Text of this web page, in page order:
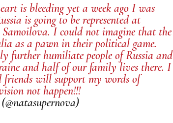
is bleeding yet a week ago I was
is going to be represented at
I could not imagine that the
as a pawn in their political game.
further humiliate people of Russia and
and half of our family lives there. I
will support my words of
not happen!!!